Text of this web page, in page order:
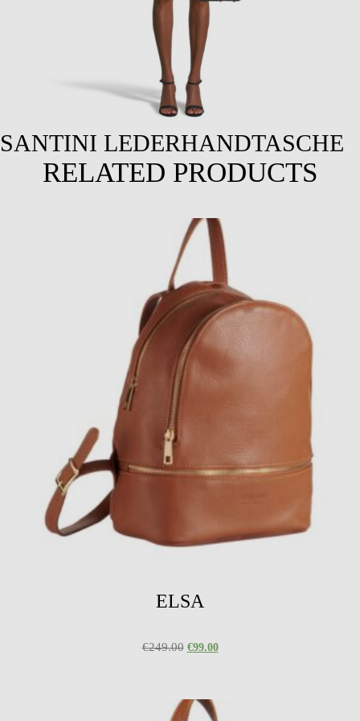
SANTINI LEDERHANDTASCHE
RELATED PRODUCTS
ELSA
€249.00 €99.00